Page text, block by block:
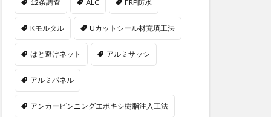
12条調査 ALC FRP防水
Kモルタル Uカットシール材充填工法
はと避けネット アルミサッシ
アルミパネル
アンカーピンニングエポキシ樹脂注入工法